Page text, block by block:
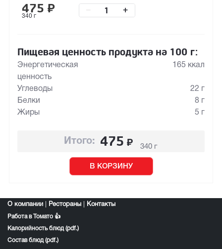
475 ₽
340 г
+
Пищевая ценность продукта на 100 г:
Энергетическая
ценность
165 ккал
Углеводы
22 г
Белки
8 г
Жиры
5 г
Итого: 475 ₽ 340 г
В КОРЗИНУ
О компании Рестораны Контакты
Работа в Томато 👍
Калорийность блюд (pdf.)
Состав блюд (pdf.)